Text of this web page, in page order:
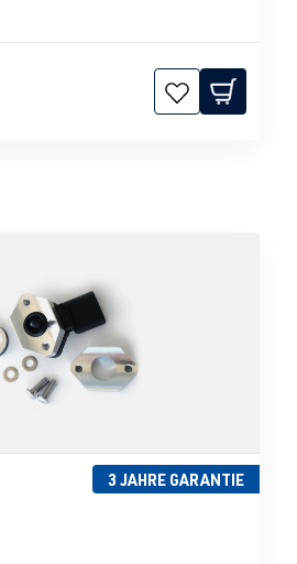
3 JAHRE GARANTIE
von 5 von 5 Sternen